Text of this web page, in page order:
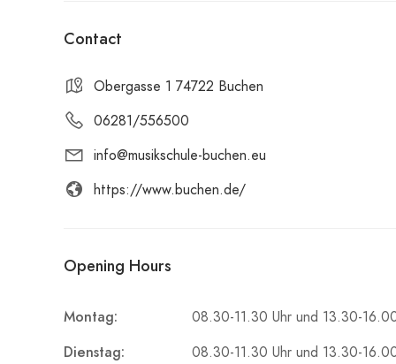
Contact
Obergasse 1 74722 Buchen
06281/556500
info@musikschule-buchen.eu
https://www.buchen.de/
Opening Hours
Montag: 08.30-11.30 Uhr und 13.30-
Dienstag: 08.30-11.30 Uhr und 13.30-